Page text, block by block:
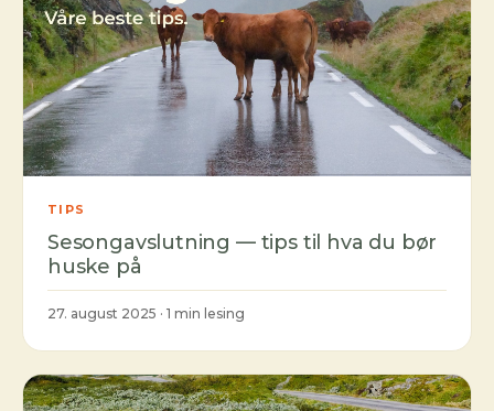
TIPS
Sesongavslutning — tips til hva du bør
huske på
27. august 2025 · 1 min lesing